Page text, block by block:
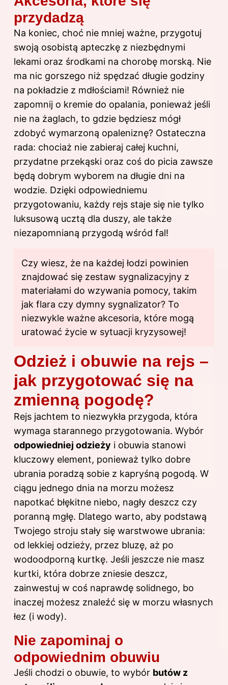
przydadzą
Na koniec, choć nie mniej ważne, przygotuj
swoją osobistą apteczkę z niezbędnymi
lekami oraz środkami na chorobę morską. Nie
ma nic gorszego niż spędzać długie godziny
na pokładzie z mdłościami! Również nie
zapomnij o kremie do opalania, ponieważ jeśli
nie na żaglach, to gdzie będziesz mógł
zdobyć wymarzoną opaleniznę? Ostateczna
rada: chociaż nie zabieraj całej kuchni,
przydatne przekąski oraz coś do picia zawsze
będą dobrym wyborem na długie dni na
wodzie. Dzięki odpowiedniemu
przygotowaniu, każdy rejs staje się nie tylko
luksusową ucztą dla duszy, ale także
niezapomnianą przygodą wśród fal!
Czy wiesz, że na każdej łodzi powinien
znajdować się zestaw sygnalizacyjny z
materiałami do wzywania pomocy, takim
jak flara czy dymny sygnalizator? To
niezwykle ważne akcesoria, które mogą
uratować życie w sytuacji kryzysowej!
Odzież i obuwie na rejs –
jak przygotować się na
zmienną pogodę?
Rejs jachtem to niezwykła przygoda, która
wymaga starannego przygotowania. Wybór
odpowiedniej odzieży i obuwia stanowi
kluczowy element, ponieważ tylko dobre
ubrania poradzą sobie z kapryśną pogodą. W
ciągu jednego dnia na morzu możesz
napotkać błękitne niebo, nagły deszcz czy
poranną mgłę. Dlatego warto, aby podstawą
Twojego stroju stały się warstwowe ubrania:
od lekkiej odzieży, przez bluzę, aż po
wodoodporną kurtkę. Jeśli jeszcze nie masz
kurtki, która dobrze zniesie deszcz,
zainwestuj w coś naprawdę solidnego, bo
inaczej możesz znaleźć się w morzu własnych
łez (i wody).
Nie zapominaj o
odpowiednim obuwiu
Jeśli chodzi o obuwie, to wybór butów z